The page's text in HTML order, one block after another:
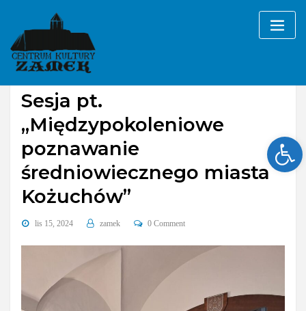
content
Galerie imprezy
Sesja pt.
„Międzypokoleniowe
poznawanie
średniowiecznego miasta
Kożuchów”
lis 15, 2024 zamek 0 Comment